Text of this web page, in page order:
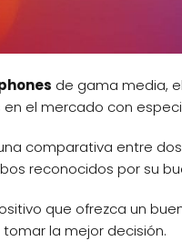
de gama media,
el mercado con
comparativa entre
reconocidos por su
que ofrezca un
la mejor decisión.